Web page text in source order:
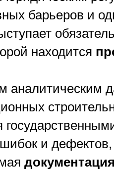
барьеров и
находится
аналитическим
и